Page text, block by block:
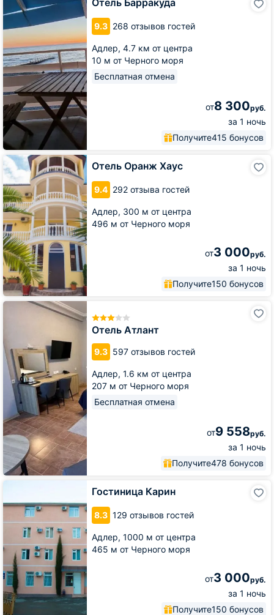
9.3 268 отзывов гостей
Адлер, 4.7 км от центра
10 м от Черного моря
Бесплатная отмена
от8 300руб.
за 1 ночь
Получите415 бонусов
Барракуда
Отель Оранж Хаус
9.4 292 отзыва гостей
Адлер, 300 м от центра
496 м от Черного моря
от3 000руб.
за 1 ночь
Получите150 бонусов
Отель
Оранж
Хаус
Отель Атлант
9.3 597 отзывов гостей
Адлер, 1.6 км от центра
207 м от Черного моря
Бесплатная отмена
от9 558руб.
за 1 ночь
Получите478 бонусов
Отель
Гостиница Карин
8.3 129 отзывов гостей
Адлер, 1000 м от центра
465 м от Черного моря
от3 000руб.
за 1 ночь
Получите150 бонусов